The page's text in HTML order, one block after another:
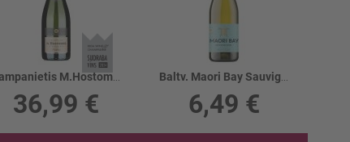
Šampanietis M.Hostomme Tradition 12%
36,99 €
Baltv. Maori Bay Sauvignon Blanc 12%
6,49 €